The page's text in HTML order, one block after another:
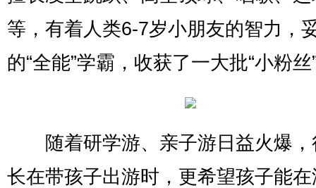
等，有着人类6-7岁小朋友的智力，
的“全能”学霸，收获了一大批“小粉丝
随着研学游、亲子游日益火爆，
长在带孩子出游时，更希望孩子能